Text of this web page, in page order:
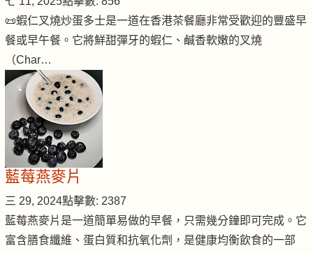
📜蝦仁叉燒炒蛋多士是一道在香港茶餐廳非常受歡迎的豐盛早
餐或早午餐。它將鮮甜彈牙的蝦仁、鹹香軟嫩的叉燒
（Char…
藍莓燕麥片
三 29, 2024點擊數: 2387
藍莓燕麥片是一道簡單易做的早餐，只需幾分鐘即可完成。它
富含膳食纖維、蛋白質和抗氧化劑，是健康均衡飲食的一部